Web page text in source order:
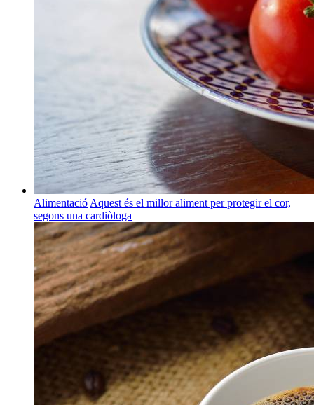
Alimentació Aquest és el millor aliment per protegir el cor,
segons una cardiòloga